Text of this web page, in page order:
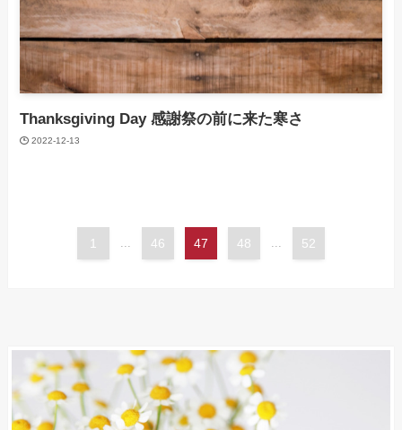
Thanksgiving Day 感謝祭の前に来た寒さ
2022-12-13
1 46 47 48 52